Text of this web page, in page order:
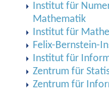
Institut für
Mathematik
Institut für
Felix-Bernstein-
Institut für
Zentrum für
Zentrum für